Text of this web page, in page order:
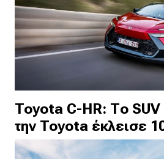
Toyota C-HR: Το
την Toyota έκλεισε